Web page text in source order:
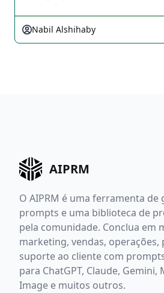
Nabil Alshihaby
AIPRM
O AIPRM é uma ferramenta
prompts e uma biblioteca de
pela comunidade. Conclua em
marketing, vendas,
suporte ao cliente com
para ChatGPT, Claude, Gemini,
Image e muitos outros.